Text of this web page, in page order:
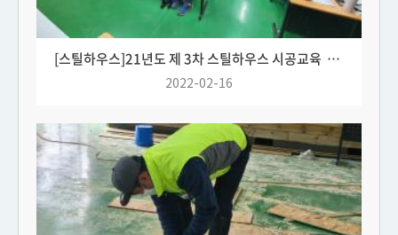
[스틸하우스]21년도 제 3차 스틸하우스 시공교육 사진
2022-02-16